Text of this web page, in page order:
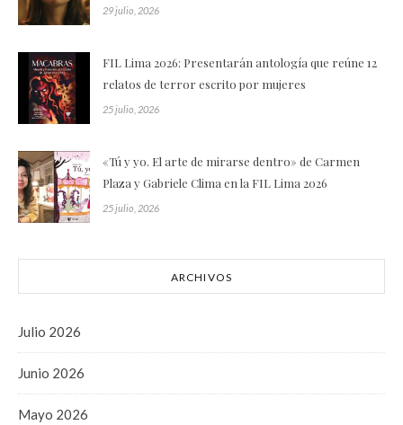
29 julio, 2026
FIL Lima 2026: Presentarán antología que reúne 12
relatos de terror escrito por mujeres
25 julio, 2026
«Tú y yo. El arte de mirarse dentro» de Carmen
Plaza y Gabriele Clima en la FIL Lima 2026
25 julio, 2026
ARCHIVOS
Julio 2026
Junio 2026
Mayo 2026